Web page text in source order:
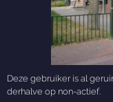
Deze gebruiker is al
derhalve op non-actief.